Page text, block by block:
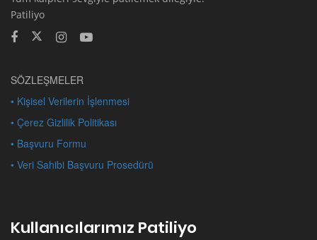
Patiliyo
SÖZLEŞMELER
• Kişisel Verilerin İşlenmesi
• Çerez Gizlilik Politikası
• Başvuru Formu
• Veri Sahibi Başvuru Prosedürü
Kullanıcılarımız Patiliyo